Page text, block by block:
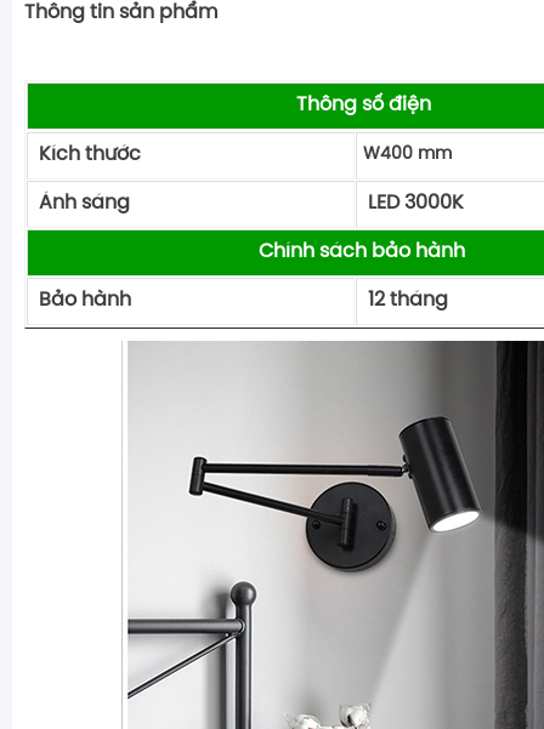
Thông tin sản phẩm
Thông số điện
Kích thước W400 mm
Ánh sáng LED 3000K
Chính sách bảo hành
Bảo hành 12 tháng